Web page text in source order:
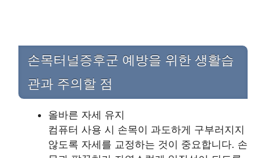
손목터널증후군 예방을 위한 생활습
관과 주의할 점
올바른 자세 유지
컴퓨터 사용 시 손목이 과도하게 구부러지지
않도록 자세를 교정하는 것이 중요합니다. 손